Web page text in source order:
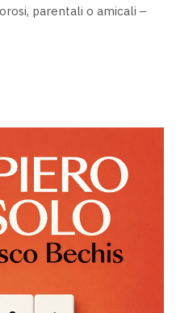
parentali o amicali ‒